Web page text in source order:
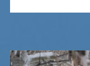
Em alguns casos,
modernizar